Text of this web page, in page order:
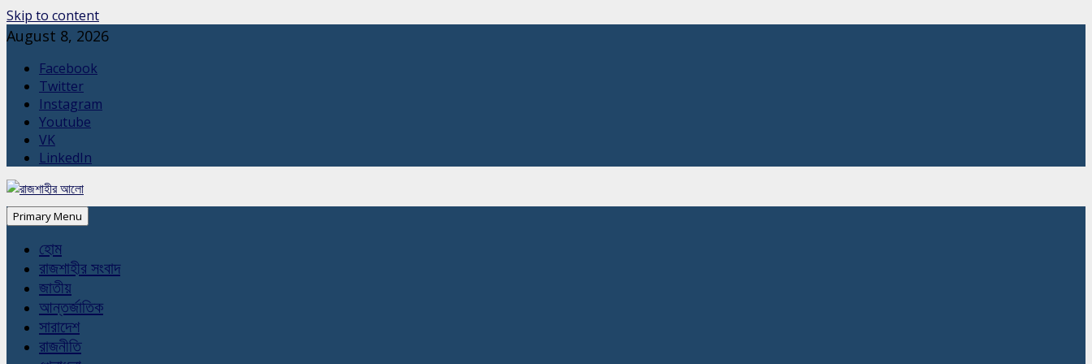
Skip to content
August 8, 2026
Facebook
Twitter
Instagram
Youtube
VK
LinkedIn
Primary Menu
হোম
রাজশাহীর সংবাদ
জাতীয়
আন্তর্জাতিক
সারাদেশ
রাজনীতি